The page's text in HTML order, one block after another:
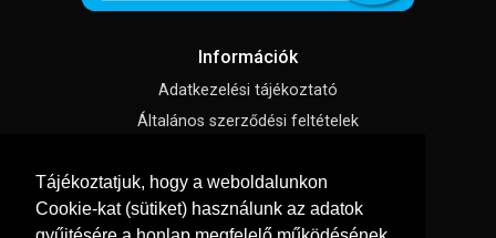
Tájékoztatjuk, hogy a weboldalunkon
Cookie-kat (sütiket) használunk az adatok
Információk
Adatkezelési tájékoztató
Általános szerződési feltételek
Süti beállítások